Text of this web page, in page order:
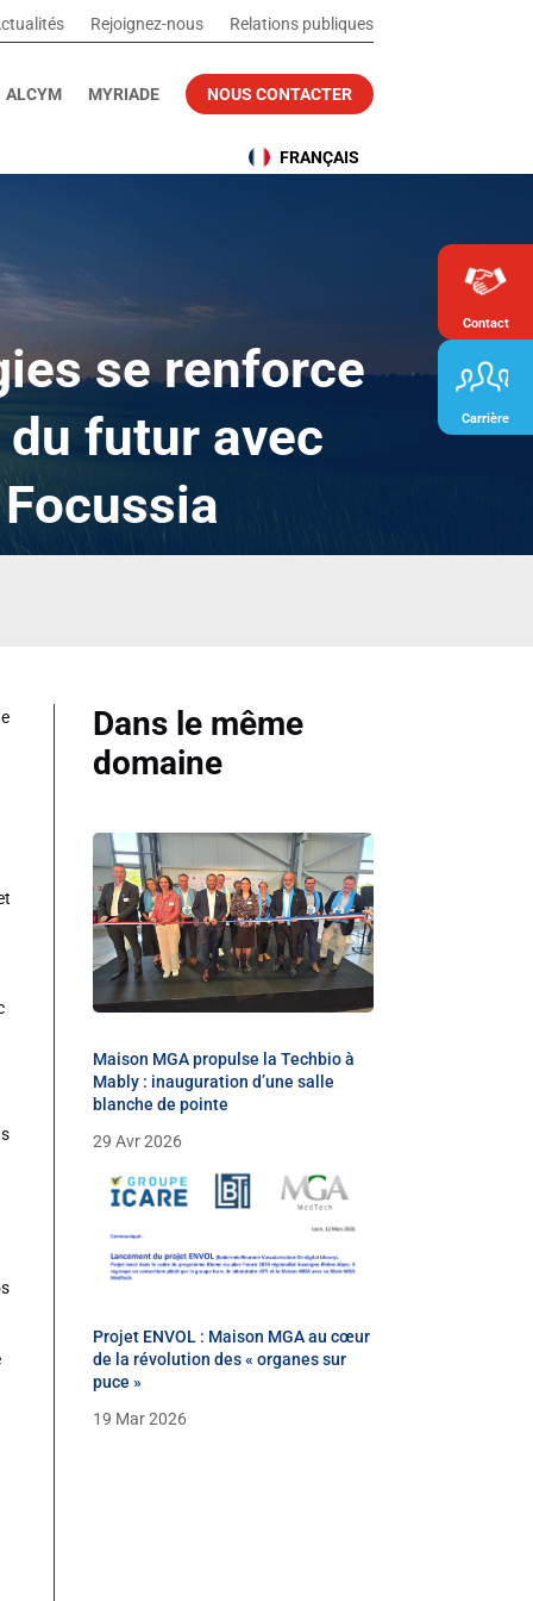
Rejoignez-nous Relations publiques
ALCYM MYRIADE NOUS CONTACTER
FRANÇAIS
se renforce
futur avec
Dans le même
domaine
Maison MGA propulse la Techbio à
Mably : inauguration d’une salle
blanche de pointe
29 Avr 2026
Projet ENVOL : Maison MGA au cœur
de la révolution des « organes sur
puce »
19 Mar 2026
Contact
Carrière